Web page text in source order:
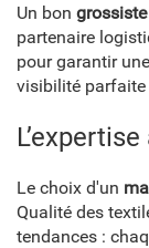
Un bon
partenaire
pour garantir
visibilité parfaite
Le choix d'un
Qualité des
tendances :